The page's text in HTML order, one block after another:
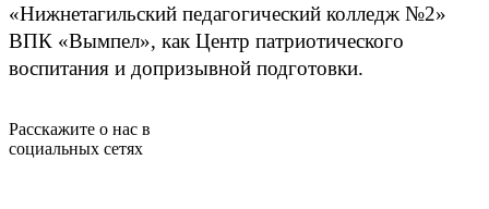
«Нижнетагильский педагогический колледж №2»
ВПК «Вымпел», как Центр патриотического
воспитания и допризывной подготовки.
Расскажите о нас в
социальных сетях